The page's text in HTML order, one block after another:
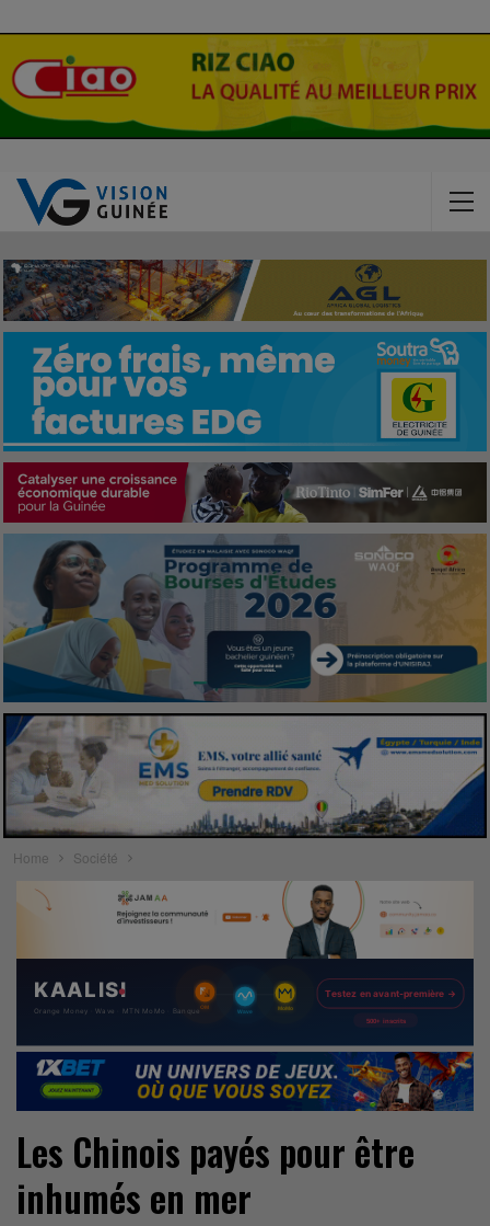
Home Société
Les Chinois payés pour être
inhumés en mer